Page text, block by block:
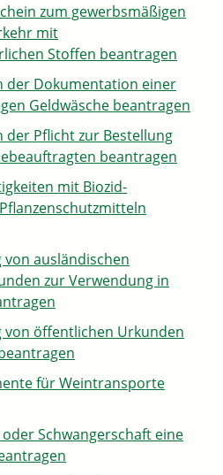
zum gewerbsmäßigen
mit
Stoffen beantragen
der Dokumentation einer
Geldwäsche beantragen
der Pflicht zur Bestellung
beantragen
mit Biozid-
von ausländischen
zur Verwendung in
von öffentlichen Urkunden
für Weintransporte
Schwangerschaft eine